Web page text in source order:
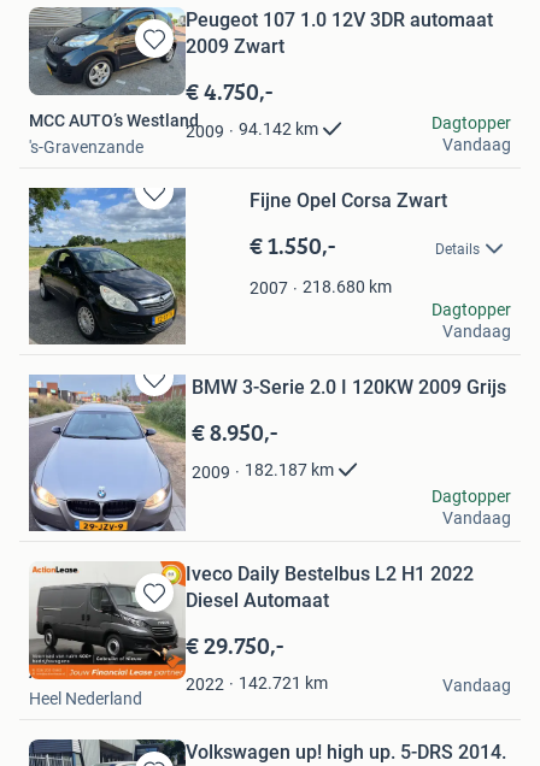
Bewaren
in
Favorieten
Peugeot 107 1.0 12V 3DR automaat
2009 Zwart
€ 4.750,-
2009 94.142 km
MCC AUTO’s Westland
's-Gravenzande
Dagtopper
Vandaag
Bewaren
in
Mijn
Favorieten
Fijne Opel Corsa Zwart
€ 1.550,- Details
2007 218.680 km
Rianne
Zalk
Dagtopper
Vandaag
Bewaren
in
Mijn
Favorieten
BMW 3-Serie 2.0 I 120KW 2009 Grijs
€ 8.950,-
2009 182.187 km
Mohamad Klib
Sliedrecht
Dagtopper
Vandaag
Bewaren
in
Mijn
Favorieten
Iveco Daily Bestelbus L2 H1 2022
Diesel Automaat
€ 29.750,-
2022 142.721 km
Action Lease
Heel Nederland
Vandaag
Volkswagen up! high up. 5-DRS 2014.